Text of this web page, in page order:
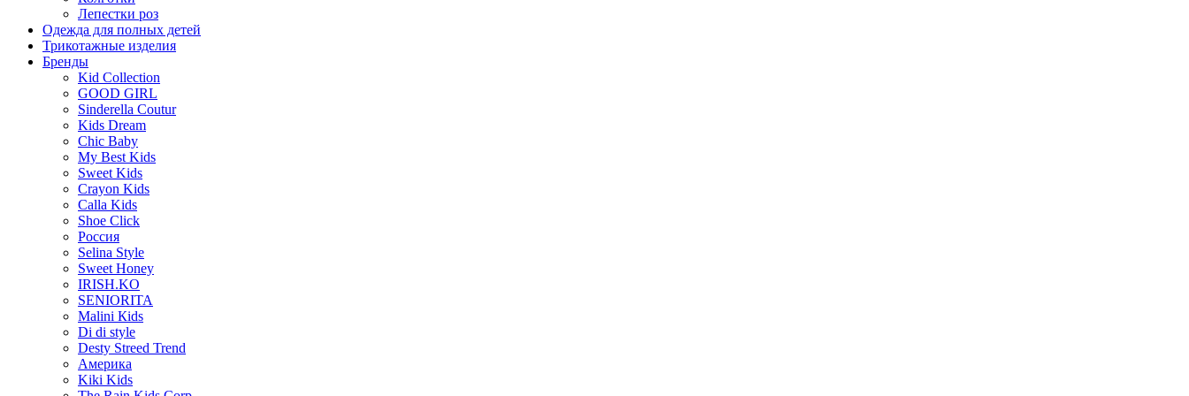
Лепестки роз
Одежда для полных детей
Трикотажные изделия
Бренды
Kid Cоllection
GOOD GIRL
Sinderella Coutur
Kids Dream
Chic Baby
My Best Kids
Sweet Kids
Crayon Kids
Calla Kids
Shoe Click
Россия
Selina Style
Sweet Honey
IRISH.KO
SENIORITA
Malini Кids
Di di style
Desty Streed Trend
Америка
Kiki Kids